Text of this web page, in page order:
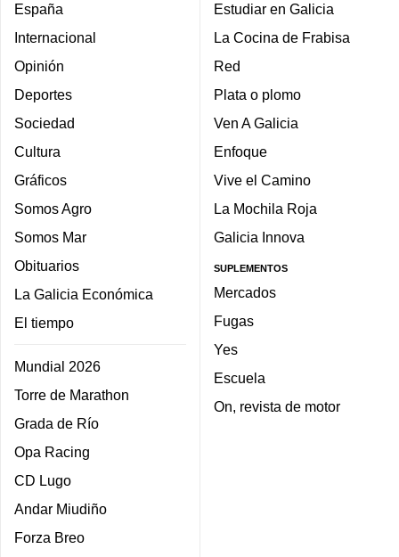
España
Internacional
Opinión
Deportes
Sociedad
Cultura
Gráficos
Somos Agro
Somos Mar
Obituarios
La Galicia Económica
El tiempo
Mundial 2026
Torre de Marathon
Grada de Río
Opa Racing
CD Lugo
Andar Miudiño
Forza Breo
Estudiar en Galicia
La Cocina de Frabisa
Red
Plata o plomo
Ven A Galicia
Enfoque
Vive el Camino
La Mochila Roja
Galicia Innova
SUPLEMENTOS
Mercados
Fugas
Yes
Escuela
On, revista de motor